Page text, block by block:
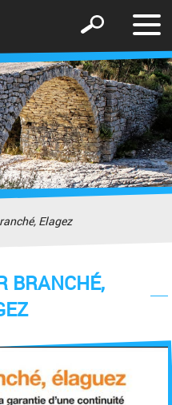
le
Afficher
formulaire
de
recherche
Elagez
BRANCHÉ,